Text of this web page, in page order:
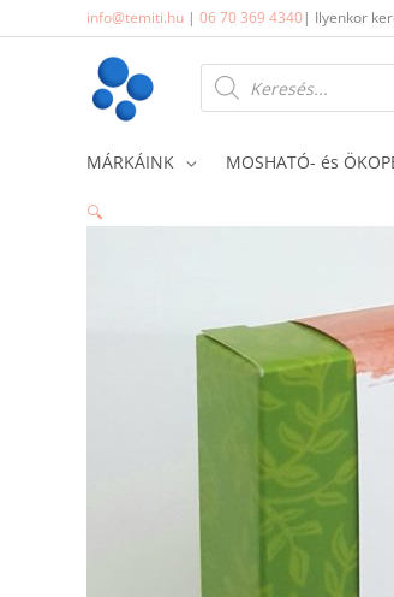
to
info@temiti.hu | 06 70 369 4340| Ilyenkor
Products
search
MÁRKÁINK MOSHATÓ- és
🔍